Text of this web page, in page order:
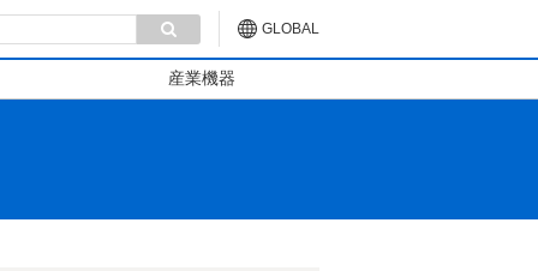
GLOBAL
産業機器